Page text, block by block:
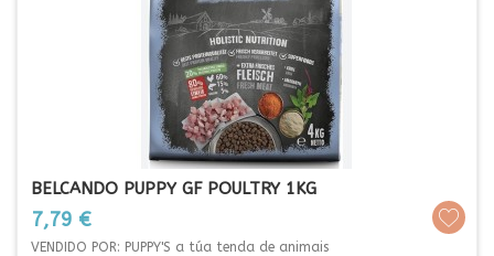
BELCANDO PUPPY GF POULTRY 1KG
Prezo
7,79 €
VENDIDO POR: PUPPY'S a túa tenda de animais